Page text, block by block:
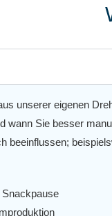
unserer eigenen
wann Sie besser
beeinflussen;